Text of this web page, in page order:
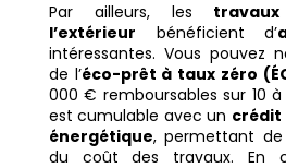
Par ailleurs, les
l’extérieur bénéficient d’
intéressantes. Vous pouvez
de l’éco-prêt à taux zéro
000 € remboursables sur 10 à
est cumulable avec un crédit
énergétique, permettant
du coût des travaux. En